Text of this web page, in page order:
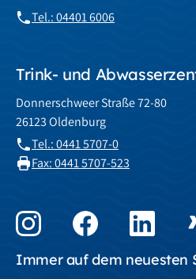
Tel.: 04401 6006
Trink- und
Donnerschweer Straße 72-80
26123 Oldenburg
Tel.: 0441 5707-0
Fax: 0441 5707-523
Immer auf dem neuesten